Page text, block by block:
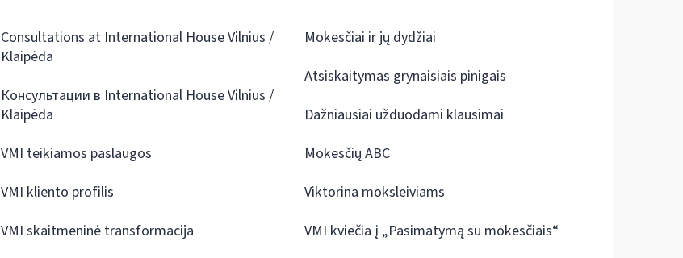
Consultations at International House Vilnius /
Klaipėda
Консультации в International House Vilnius /
Klaipėda
VMI teikiamos paslaugos
VMI kliento profilis
VMI skaitmeninė transformacija
Mokesčiai ir jų dydžiai
Atsiskaitymas grynaisiais pinigais
Dažniausiai užduodami klausimai
Mokesčių ABC
Viktorina moksleiviams
VMI kviečia į „Pasimatymą su mokesčiais“